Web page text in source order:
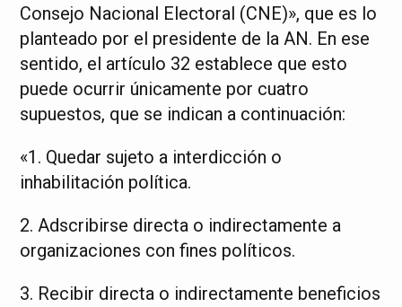
Consejo Nacional Electoral (CNE)», que es lo
planteado por el presidente de la AN. En ese
sentido, el artículo 32 establece que esto
puede ocurrir únicamente por cuatro
supuestos, que se indican a continuación:
«1. Quedar sujeto a interdicción o
inhabilitación política.
2. Adscribirse directa o indirectamente a
organizaciones con fines políticos.
3. Recibir directa o indirectamente beneficios